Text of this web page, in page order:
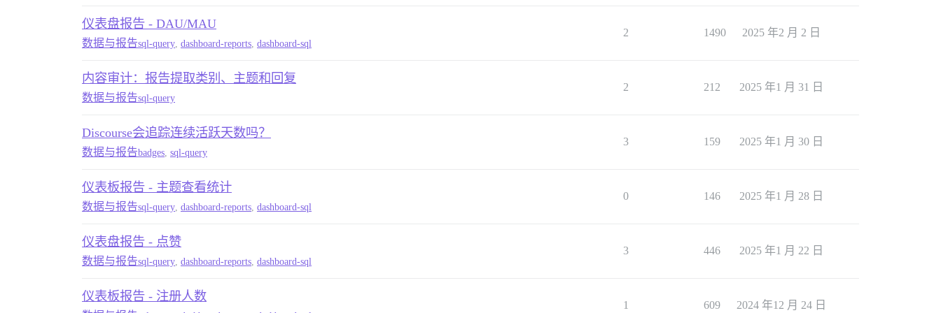
仪表盘报告 - DAU/MAU
数据与报告sql-query dashboard-reports dashboard-sql
2 1490 2025 年2 月 2 日
内容审计：报告提取类别、主题和回复
数据与报告sql-query
2 212 2025 年1 月 31 日
Discourse会追踪连续活跃天数吗？
数据与报告badges sql-query
3 159 2025 年1 月 30 日
仪表板报告 - 主题查看统计
数据与报告sql-query dashboard-reports dashboard-sql
0 146 2025 年1 月 28 日
仪表盘报告 - 点赞
数据与报告sql-query dashboard-reports dashboard-sql
3 446 2025 年1 月 22 日
仪表板报告 - 注册人数
1 609 2024 年12 月 24 日